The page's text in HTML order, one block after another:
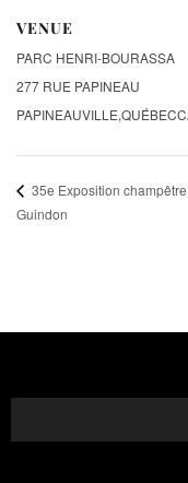
VENUE
PARC HENRI-BOURASSA
277 RUE PAPINEAU
PAPINEAUVILLE,QUÉBEC
35e Exposition champêtre
Guindon